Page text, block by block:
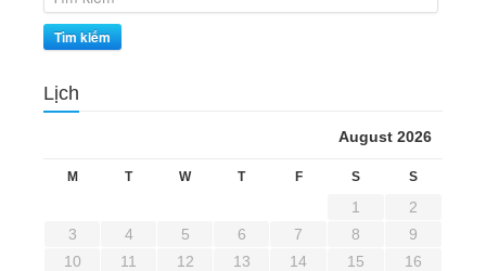
Tìm kiếm
Lịch
August 2026
M T W T F S S
1
2
3
4 5 6 7 8
9
10
11 12 13 14 15
16